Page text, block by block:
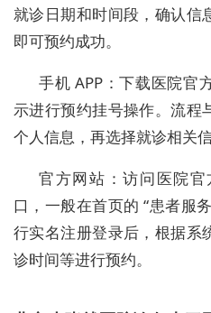
就诊日期和时间段，确认信
即可预约成功。
手机 APP：下载医院官
示进行预约挂号操作。流程
个人信息，再选择就诊相关
官方网站：访问医院
口，一般在首页的 “患者服
行实名注册登录后，根据系
诊时间等进行预约。